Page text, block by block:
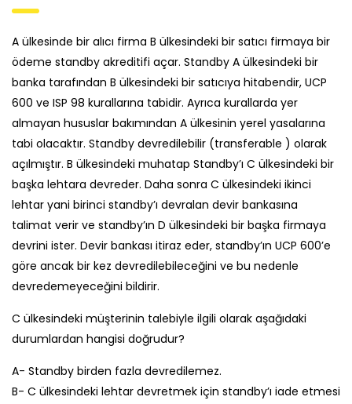
A ülkesinde bir alıcı firma B ülkesindeki bir satıcı firmaya bir
ödeme standby akreditifi açar. Standby A ülkesindeki bir
banka tarafından B ülkesindeki bir satıcıya hitabendir, UCP
600 ve ISP 98 kurallarına tabidir. Ayrıca kurallarda yer
almayan hususlar bakımından A ülkesinin yerel yasalarına
tabi olacaktır. Standby devredilebilir (transferable ) olarak
açılmıştır. B ülkesindeki muhatap Standby’ı C ülkesindeki bir
başka lehtara devreder. Daha sonra C ülkesindeki ikinci
lehtar yani birinci standby’ı devralan devir bankasına
talimat verir ve standby’ın D ülkesindeki bir başka firmaya
devrini ister. Devir bankası itiraz eder, standby’ın UCP 600’e
göre ancak bir kez devredilebileceğini ve bu nedenle
devredemeyeceğini bildirir.
C ülkesindeki müşterinin talebiyle ilgili olarak aşağıdaki
durumlardan hangisi doğrudur?
A- Standby birden fazla devredilemez.
B- C ülkesindeki lehtar devretmek için standby’ı iade etmesi